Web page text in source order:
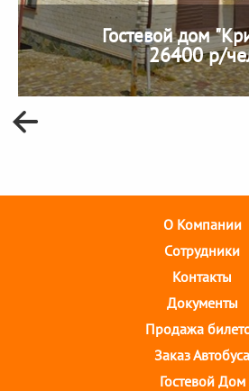
Гостевой дом
26400 р/
О Компании
Cотрудники
Контакты
Документы
Продажа
Заказ Автобуса
Гостевой Дом